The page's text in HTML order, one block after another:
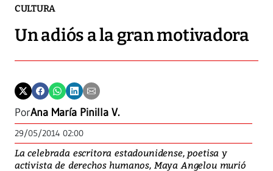
CULTURA
Un adiós a la gran motivadora
PorAna María Pinilla V.
29/05/2014 02:00
La celebrada escritora estadounidense, poetisa y
activista de derechos humanos, Maya Angelou murió